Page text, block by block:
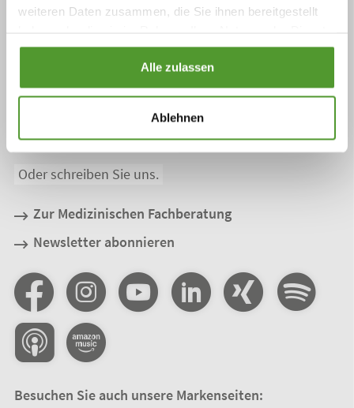
weiteren Daten zusammen, die Sie ihnen bereitgestellt
gesammelt haben.
Alle zulassen
Ablehnen
Homöopathisches Laboratorium
Rheda-Wiedenbrück
Telefon +49 5242 94 72 – 0
Oder schreiben Sie uns.
Zur Medizinischen Fachberatung
Newsletter abonnieren
Besuchen Sie auch unsere Markenseiten: